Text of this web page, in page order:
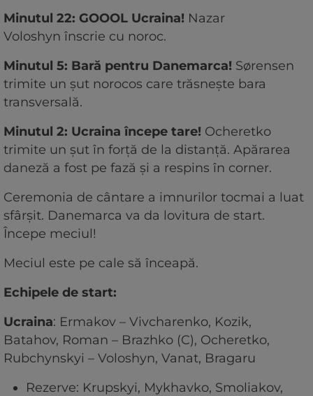
Minutul 22: GOOOL Ucraina! Nazar
Voloshyn înscrie cu noroc.
Minutul 5: Bară pentru Danemarca! Sørensen
trimite un șut norocos care trăsnește bara
transversală.
Minutul 2: Ucraina începe tare! Ocheretko
trimite un șut în forță de la distanță. Apărarea
daneză a fost pe fază și a respins în corner.
Ceremonia de cântare a imnurilor tocmai a luat
sfârșit. Danemarca va da lovitura de start.
Începe meciul!
Meciul este pe cale să înceapă.
Echipele de start:
Ucraina: Ermakov – Vivcharenko, Kozik,
Batahov, Roman – Brazhko (C), Ocheretko,
Rubchynskyi – Voloshyn, Vanat, Bragaru
Rezerve: Krupskyi, Mykhavko, Smoliakov,